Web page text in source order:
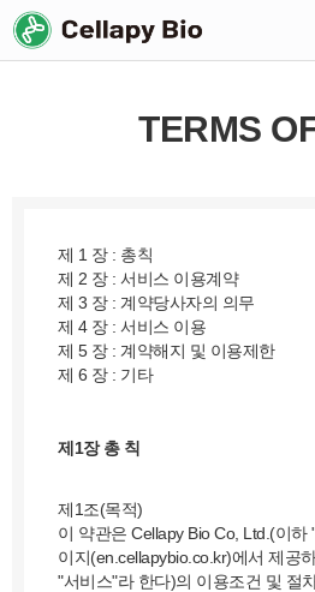
TERMS
제 1 장 : 총칙
제 2 장 : 서비스 이용계약
제 3 장 : 계약당사자의 의무
제 4 장 : 서비스 이용
제 5 장 : 계약해지 및 이용제한
제 6 장 : 기타
제1장 총 칙
제1조(목적)
이 약관은 Cellapy Bio Co, Ltd.(이하
이지(en.cellapybio.co.kr)에서 제공
"서비스"라 한다)의 이용조건 및 절